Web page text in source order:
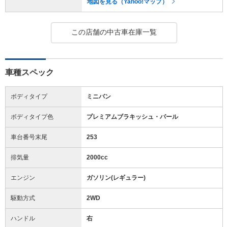
この店舗の中古車在庫一覧
車種スペック
ボディタイプ ミニバン
ボディタイプ色 プレミアムブラキッシュ・パール
車台番号末尾 253
排気量 2000cc
エンジン ガソリン(レギュラー)
駆動方式 2WD
ハンドル 右